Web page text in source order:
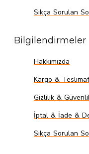
Sıkça Sorulan
Bilgilendirmeler
Hakkımızda
Kargo & Teslimat
Gizlilik &
İptal & İade &
Sıkça Sorulan